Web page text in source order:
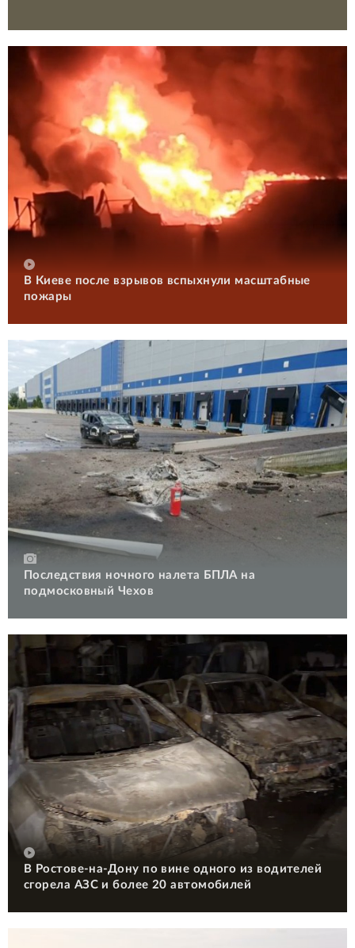
В Киеве после взрывов вспыхнули масштабные
пожары
Последствия ночного налета БПЛА на
подмосковный Чехов
В Ростове-на-Дону по вине одного из водителей
сгорела АЗС и более 20 автомобилей